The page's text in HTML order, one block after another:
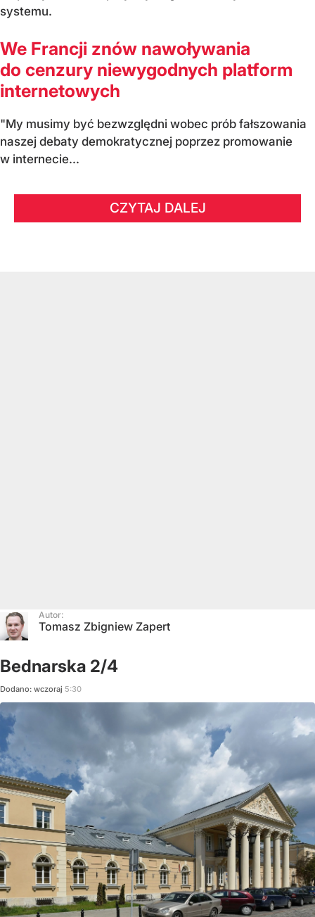
systemu.
We Francji znów nawoływania
do cenzury niewygodnych platform
internetowych
"My musimy być bezwzględni wobec prób fałszowania
naszej debaty demokratycznej poprzez promowanie
w internecie...
CZYTAJ DALEJ
Autor:
Tomasz Zbigniew Zapert
Bednarska 2/4
Dodano: wczoraj 5:30